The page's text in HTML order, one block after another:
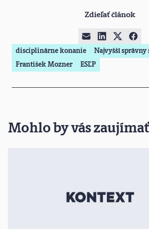
Zdieľať článok
disciplinárne konanie
Najvyšší správny
František Mozner
ESĽP
Mohlo by vás zaujímať